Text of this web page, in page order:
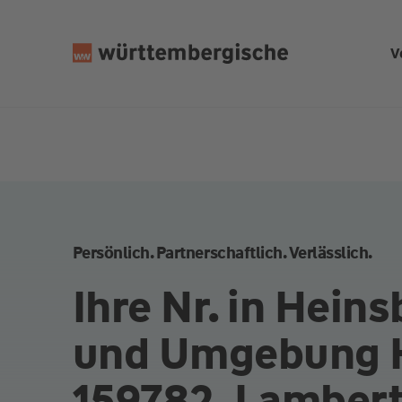
Persönlich. Partnerschaftlich. Verlässlich.
Ihre Nr. in
und Umgebung